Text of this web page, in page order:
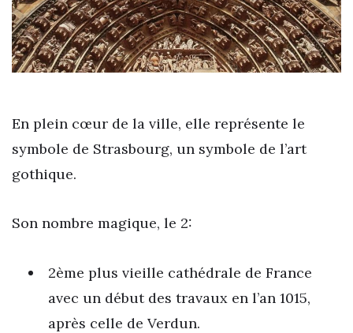
En plein cœur de la ville, elle représente le
symbole de Strasbourg, un symbole de l’art
gothique.
Son nombre magique, le 2:
2ème plus vieille cathédrale de France
avec un début des travaux en l’an 1015,
après celle de Verdun.